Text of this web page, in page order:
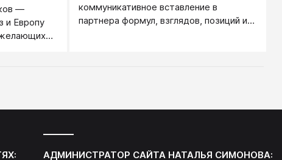
—
и Европу
коммуникативное вставление в
партнера формул, взглядов, позиций и
АДМИНИСТРАТОР САЙТА НАТАЛЬЯ СИМОНОВА: